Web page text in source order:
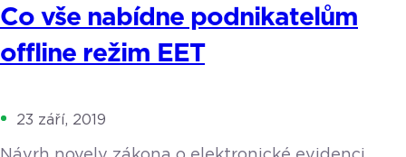
Co vše nabídne podnikatelům
offline režim EET
23 září, 2019